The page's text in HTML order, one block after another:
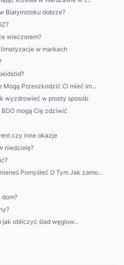
Białymstoku dobrze?
wieczorem?
w markach
Mogą Przeszkodzić Ci mieć im...
wyzdrowieć w prosty sposób
mogą Cię zdziwić
czy inne okazje
niedzielę?
Pomyśleć O Tym Jak zamo...
obliczyć ślad węglow...